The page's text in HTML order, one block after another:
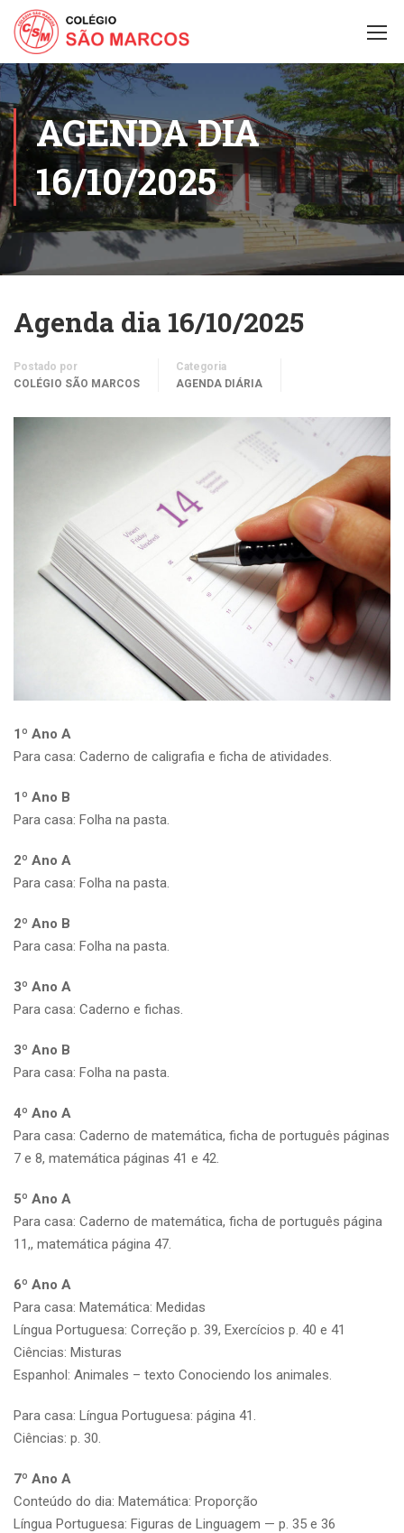
AGENDA DIA
16/10/2025
Agenda dia 16/10/2025
Postado por
COLÉGIO SÃO MARCOS
Categoria
AGENDA DIÁRIA
1º Ano A
Para casa: Caderno de caligrafia e ficha de atividades.
1º Ano B
Para casa: Folha na pasta.
2º Ano A
Para casa: Folha na pasta.
2º Ano B
Para casa: Folha na pasta.
3º Ano A
Para casa: Caderno e fichas.
3º Ano B
Para casa: Folha na pasta.
4º Ano A
Para casa: Caderno de matemática, ficha de português páginas
7 e 8, matemática páginas 41 e 42.
5º Ano A
Para casa: Caderno de matemática, ficha de português página
11,, matemática página 47.
6º Ano A
Para casa: Matemática: Medidas
Língua Portuguesa: Correção p. 39, Exercícios p. 40 e 41
Ciências: Misturas
Espanhol: Animales – texto Conociendo los animales.
Para casa: Língua Portuguesa: página 41.
Ciências: p. 30.
7º Ano A
Conteúdo do dia: Matemática: Proporção
Língua Portuguesa: Figuras de Linguagem — p. 35 e 36